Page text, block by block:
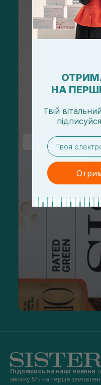
Підпишись на наші новини
знижку 5% на перше
НА
Твій
підписуйся
email